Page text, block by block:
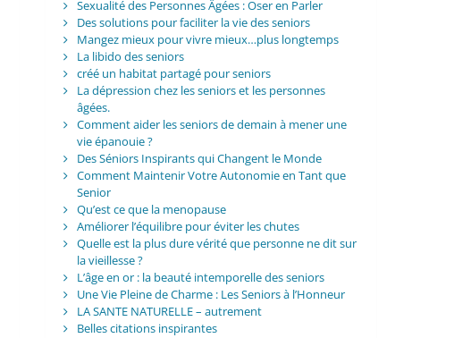
Sexualité des Personnes Âgées : Oser en Parler
Des solutions pour faciliter la vie des seniors
Mangez mieux pour vivre mieux…plus longtemps
La libido des seniors
créé un habitat partagé pour seniors
La dépression chez les seniors et les personnes
âgées.
Comment aider les seniors de demain à mener une
vie épanouie ?
Des Séniors Inspirants qui Changent le Monde
Comment Maintenir Votre Autonomie en Tant que
Senior
Qu’est ce que la menopause
Améliorer l’équilibre pour éviter les chutes
Quelle est la plus dure vérité que personne ne dit sur
la vieillesse ?
L’âge en or : la beauté intemporelle des seniors
Une Vie Pleine de Charme : Les Seniors à l’Honneur
LA SANTE NATURELLE – autrement
Belles citations inspirantes